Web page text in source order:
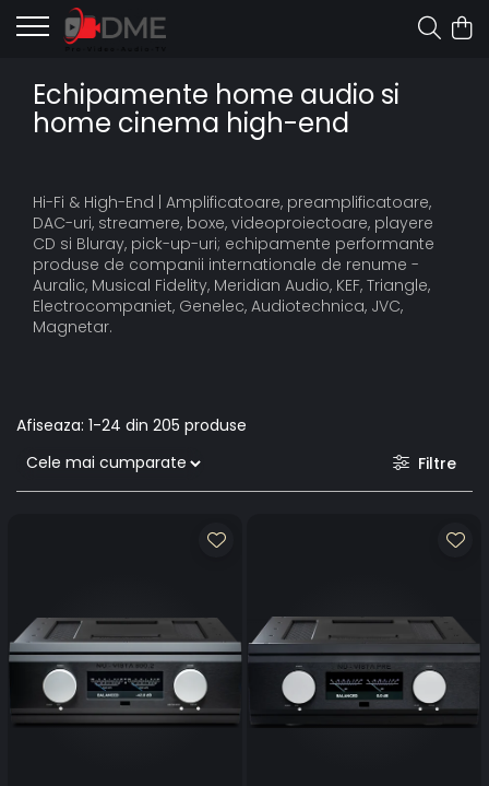
Echipamente home audio si
home cinema high-end
Hi-Fi & High-End | Amplificatoare, preamplificatoare,
DAC-uri, streamere, boxe, videoproiectoare, playere
CD si Bluray, pick-up-uri; echipamente performante
produse de companii internationale de renume -
Auralic, Musical Fidelity, Meridian Audio, KEF, Triangle,
Electrocompaniet, Genelec, Audiotechnica, JVC,
Magnetar.
Afiseaza: 1-24 din 205 produse
Filtre